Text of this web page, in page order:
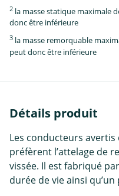
2 la masse statique maximale
donc être inférieure
3 la masse remorquable
peut donc être inférieure
Détails produit
Les conducteurs avertis
préfèrent l’attelage de
vissée. Il est fabriqué
durée de vie ainsi